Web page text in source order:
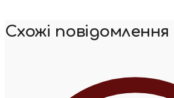
Схожі повідомлення